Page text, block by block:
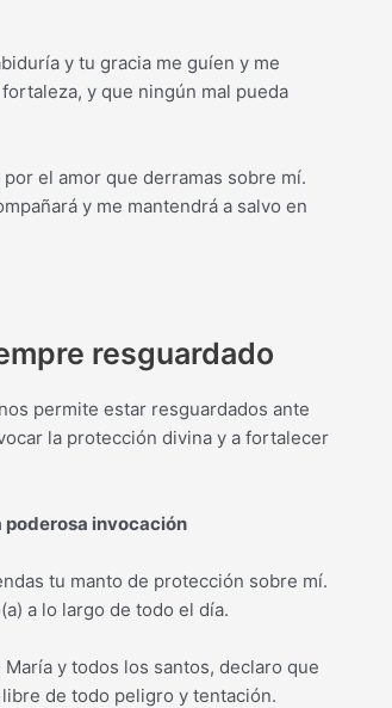
y tu gracia me guíen y me
y que ningún mal pueda
el amor que derramas sobre mí.
y me mantendrá a salvo en
resguardado
permite estar resguardados ante
la protección divina y a fortalecer
poderosa invocación
tu manto de protección sobre mí.
a lo largo de todo el día.
y todos los santos, declaro que
de todo peligro y tentación.